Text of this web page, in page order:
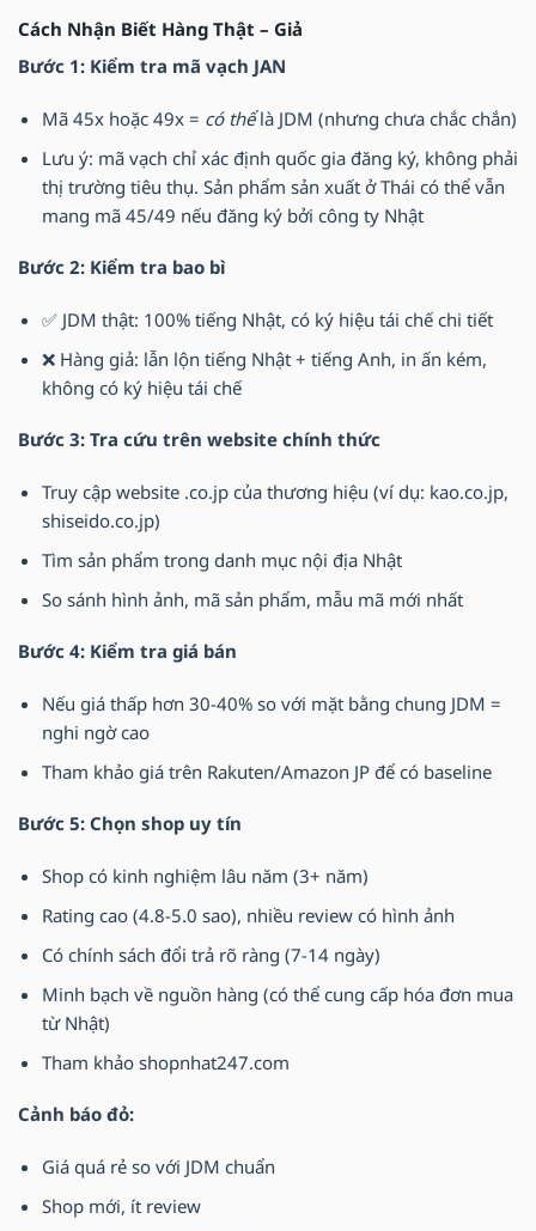
Cách Nhận Biết Hàng Thật – Giả
Bước 1: Kiểm tra mã vạch JAN
Mã 45x hoặc 49x = có thểlà JDM (nhưng chưa chắc chắn)
Lưu ý: mã vạch chỉ xác định quốc gia đăng ký, không phải
thị trường tiêu thụ. Sản phẩm sản xuất ở Thái có thể vẫn
mang mã 45/49 nếu đăng ký bởi công ty Nhật
Bước 2: Kiểm tra bao bì
✅ JDM thật: 100% tiếng Nhật, có ký hiệu tái chế chi tiết
❌ Hàng giả: lẫn lộn tiếng Nhật + tiếng Anh, in ấn kém,
không có ký hiệu tái chế
Bước 3: Tra cứu trên website chính thức
Truy cập website .co.jp của thương hiệu (ví dụ: kao.co.jp,
shiseido.co.jp)
Tìm sản phẩm trong danh mục nội địa Nhật
So sánh hình ảnh, mã sản phẩm, mẫu mã mới nhất
Bước 4: Kiểm tra giá bán
Nếu giá thấp hơn 30-40% so với mặt bằng chung JDM =
nghi ngờ cao
Tham khảo giá trên Rakuten/Amazon JP để có baseline
Bước 5: Chọn shop uy tín
Shop có kinh nghiệm lâu năm (3+ năm)
Rating cao (4.8-5.0 sao), nhiều review có hình ảnh
Có chính sách đổi trả rõ ràng (7-14 ngày)
Minh bạch về nguồn hàng (có thể cung cấp hóa đơn mua
từ Nhật)
Tham khảo shopnhat247.com
Cảnh báo đỏ:
Giá quá rẻ so với JDM chuẩn
Shop mới, ít review